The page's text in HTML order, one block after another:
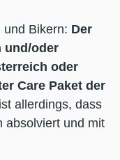
Bikern: Der
und/oder
oder
Care Paket der
allerdings, dass
absolviert und mit